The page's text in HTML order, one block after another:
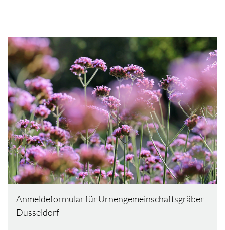
Anmeldeformular für Urnengemeinschaftsgräber
Düsseldorf